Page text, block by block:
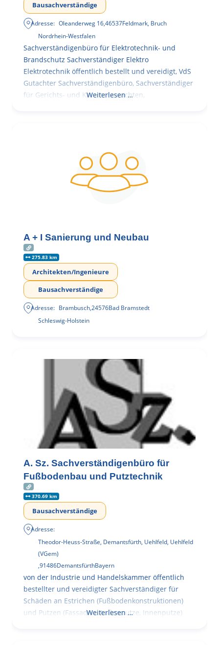
Bausachverständige
Adresse: Oleanderweg 16,46537Feldmark, Bruch
Nordrhein-Westfalen
Sachverständigenbüro für Elektrotechnik- und
Brandschutz Sachverständiger Elektro
Elektrotechnik öffentlich bestellt und vereidigt, VdS
Gutachter Sachverständigenbüro, Sachverständiger
für Gerichts- und Kammergutachten,
Weiterlesen …
A + I Sanierung und Neubau
275.83 km
Architekten/Ingenieure
Bausachverständige
Adresse: Brambusch,24576Bad Bramstedt
Schleswig-Holstein
A. Sz. Sachverständigenbüro für
Fußbodenbau und Putztechnik
370.69 km
Bausachverständige
Adresse:
Theodor-Heuss-Straße, Demantsfürth, Uehlfeld, Uehlfeld
(VGem)
,91486DemantsfürthBayern
von der Industrie und Handelskammer öffentlich
bestellter und vereidigter Sachverständiger für
Schäden an Estrichen (Fußbodenkonstruktionen)
und Putzen (Fassaden, Außenputze, Innenputze)
Weiterlesen …